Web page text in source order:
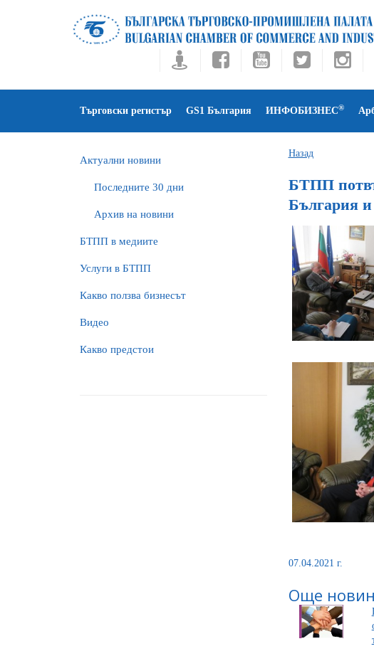
Търговски регистър GS1 България ИНФОБИЗНЕС®
Актуални новини
Последните 30 дни
Архив на новини
БTПП в медиите
Услуги в БТПП
Какво ползва бизнесът
Видео
Какво предстои
Назад
БТПП
България
07.04.2021 г.
Още